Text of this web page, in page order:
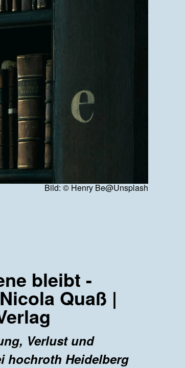
Bild: © Henry Be@Unsplash
bleibt -
Quaß |
Verlust und
hochroth Heidelberg